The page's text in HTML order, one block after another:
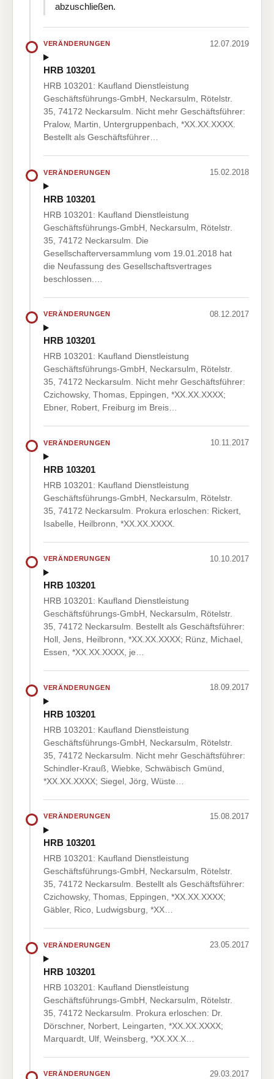
abzuschließen.
VERÄNDERUNGEN 12.07.2019
HRB 103201
HRB 103201: Kaufland Dienstleistung
Geschäftsführungs-GmbH, Neckarsulm, Rötelstr.
35, 74172 Neckarsulm. Nicht mehr Geschäftsführer:
Pralow, Martin, Untergruppenbach, *XX.XX.XXXX.
Bestellt als Geschäftsführer…
VERÄNDERUNGEN 15.02.2018
HRB 103201
HRB 103201: Kaufland Dienstleistung
Geschäftsführungs-GmbH, Neckarsulm, Rötelstr.
35, 74172 Neckarsulm. Die
Gesellschafterversammlung vom 19.01.2018 hat
die Neufassung des Gesellschaftsvertrages
beschlossen.…
VERÄNDERUNGEN 08.12.2017
HRB 103201
HRB 103201: Kaufland Dienstleistung
Geschäftsführungs-GmbH, Neckarsulm, Rötelstr.
35, 74172 Neckarsulm. Nicht mehr Geschäftsführer:
Czichowsky, Thomas, Eppingen, *XX.XX.XXXX;
Ebner, Robert, Freiburg im Breis…
VERÄNDERUNGEN 10.11.2017
HRB 103201
HRB 103201: Kaufland Dienstleistung
Geschäftsführungs-GmbH, Neckarsulm, Rötelstr.
35, 74172 Neckarsulm. Prokura erloschen: Rickert,
Isabelle, Heilbronn, *XX.XX.XXXX.
VERÄNDERUNGEN 10.10.2017
HRB 103201
HRB 103201: Kaufland Dienstleistung
Geschäftsführungs-GmbH, Neckarsulm, Rötelstr.
35, 74172 Neckarsulm. Bestellt als Geschäftsführer:
Holl, Jens, Heilbronn, *XX.XX.XXXX; Rünz, Michael,
Essen, *XX.XX.XXXX, je…
VERÄNDERUNGEN 18.09.2017
HRB 103201
HRB 103201: Kaufland Dienstleistung
Geschäftsführungs-GmbH, Neckarsulm, Rötelstr.
35, 74172 Neckarsulm. Nicht mehr Geschäftsführer:
Schindler-Krauß, Wiebke, Schwäbisch Gmünd,
*XX.XX.XXXX; Siegel, Jörg, Wüste…
VERÄNDERUNGEN 15.08.2017
HRB 103201
HRB 103201: Kaufland Dienstleistung
Geschäftsführungs-GmbH, Neckarsulm, Rötelstr.
35, 74172 Neckarsulm. Bestellt als Geschäftsführer:
Czichowsky, Thomas, Eppingen, *XX.XX.XXXX;
Gäbler, Rico, Ludwigsburg, *XX…
VERÄNDERUNGEN 23.05.2017
HRB 103201
HRB 103201: Kaufland Dienstleistung
Geschäftsführungs-GmbH, Neckarsulm, Rötelstr.
35, 74172 Neckarsulm. Prokura erloschen: Dr.
Dörschner, Norbert, Leingarten, *XX.XX.XXXX;
Marquardt, Ulf, Weinsberg, *XX.XX.X…
VERÄNDERUNGEN 29.03.2017